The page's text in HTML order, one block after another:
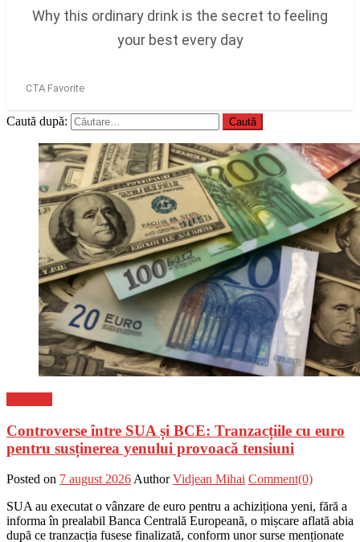
Caută după:
Controverse între SUA și BCE: Tranzacțiile cu euro
pentru susținerea yenului provoacă tensiuni
Posted on 7 august 2026 Author Vidjean Mihai Comment(0)
SUA au executat o vânzare de euro pentru a achiziționa yeni, fără a
informa în prealabil Banca Centrală Europeană, o mișcare aflată abia
după ce tranzacția fusese finalizată, conform unor surse menționate